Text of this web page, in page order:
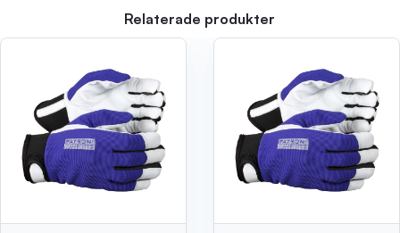
Relaterade produkter